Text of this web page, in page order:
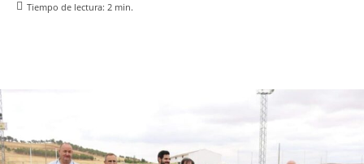
Tiempo de lectura: 2 min.